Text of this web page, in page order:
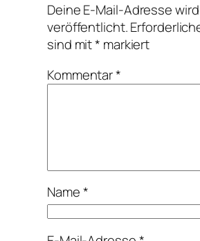
Deine E-Mail-Adresse
veröffentlicht.
sind mit* markiert
Kommentar*
Name*